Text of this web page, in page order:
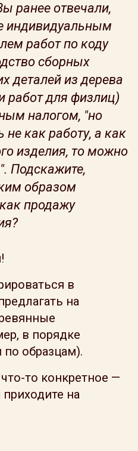
ранее отвечали,
индивидуальным
работ по коду
сборных
деталей из дерева
работ для физлиц)
налогом, "но
как работу, а как
изделия, то можно
Подскажите,
образом
продажу
в
на
в порядке
образцам).
то конкретное —
на